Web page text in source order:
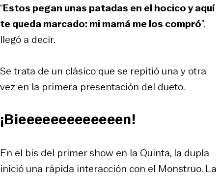
“Estos pegan unas patadas en el hocico y aquí
te queda marcado: mi mamá me los compró”,
llegó a decir.
Se trata de un clásico que se repitió una y otra
vez en la primera presentación del dueto.
¡Bieeeeeeeeeeeeen!
En el bis del primer show en la Quinta, la dupla
inició una rápida interacción con el Monstruo. La